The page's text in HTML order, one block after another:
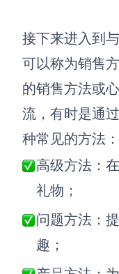
接下来进入到
可以称为销售
的销售方法或
流，有时是通
种常见的方法：
高级方法：
礼物；
问题方法：
趣；